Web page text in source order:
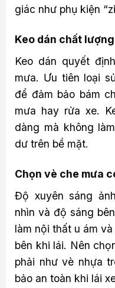
giác như phụ kiện
Keo dán chất
Keo dán quyết
mưa. Ưu tiên loại
để đảm bảo bám
mưa hay rửa xe.
dàng mà không
dư trên bề mặt.
Chọn vè che mưa
Độ xuyên sáng
nhìn và độ sáng
làm nội thất u ám
bên khi lái. Nên
phải như vè nhựa
bảo an toàn khi lái